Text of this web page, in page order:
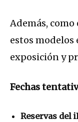
Además, como
estos
exposición y
Fechas
Reservas del